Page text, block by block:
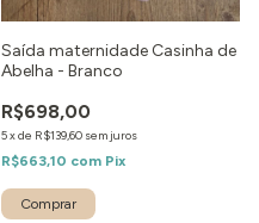
Saída maternidade Casinha de
Abelha - Branco
R$698,00
5xde R$139,60 sem juros
R$663,10 com Pix
Comprar